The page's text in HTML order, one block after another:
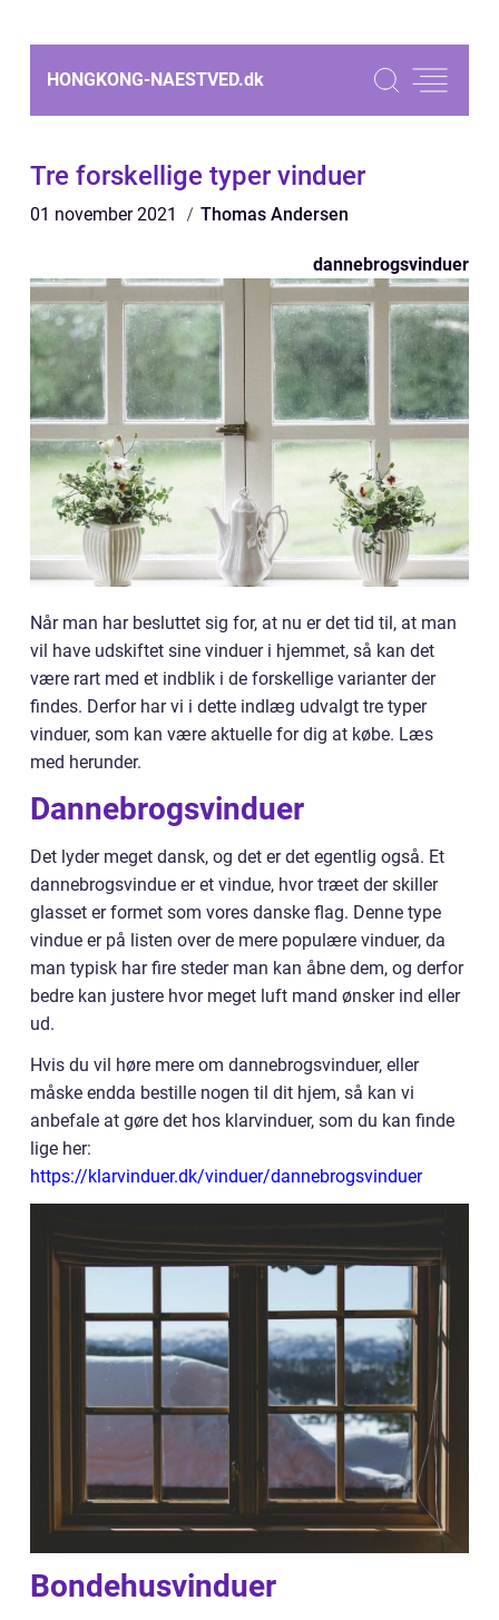
HONGKONG-NAESTVED.dk
Tre forskellige typer vinduer
01 november 2021 Thomas Andersen
dannebrogsvinduer
Når man har besluttet sig for, at nu er det tid til, at man
vil have udskiftet sine vinduer i hjemmet, så kan det
være rart med et indblik i de forskellige varianter der
findes. Derfor har vi i dette indlæg udvalgt tre typer
vinduer, som kan være aktuelle for dig at købe. Læs
med herunder.
Dannebrogsvinduer
Det lyder meget dansk, og det er det egentlig også. Et
dannebrogsvindue er et vindue, hvor træet der skiller
glasset er formet som vores danske flag. Denne type
vindue er på listen over de mere populære vinduer, da
man typisk har fire steder man kan åbne dem, og derfor
bedre kan justere hvor meget luft mand ønsker ind eller
ud.
Hvis du vil høre mere om dannebrogsvinduer, eller
måske endda bestille nogen til dit hjem, så kan vi
anbefale at gøre det hos klarvinduer, som du kan finde
lige her:
https://klarvinduer.dk/vinduer/dannebrogsvinduer
Bondehusvinduer